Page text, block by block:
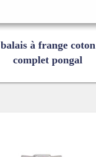
balais à frange coton
complet pongal